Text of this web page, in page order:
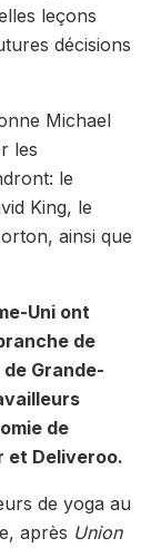
leçons
décisions
Michael
les
le
King, le
ainsi que
Uni ont
de
Grande-
de
et Deliveroo.
de yoga au
après Union